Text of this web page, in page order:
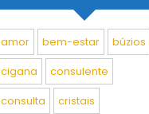
amor bem-estar búzios
cigana consulente
consulta cristais